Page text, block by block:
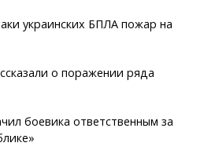
украинских БПЛА пожар на
о поражении ряда
боевика ответственным за